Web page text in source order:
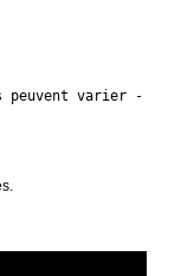
peuvent varier -